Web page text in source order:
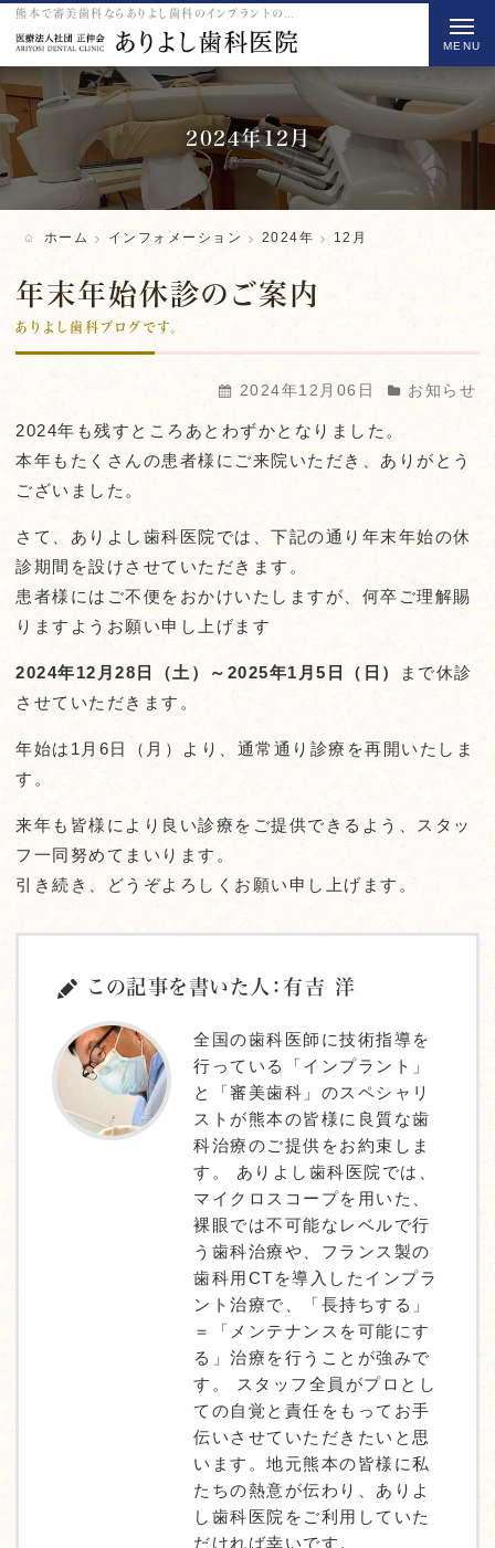
2024年12月
ホーム インフォメーション 2024年 12月
年末年始休診のご案内
ありよし歯科ブログです。
2024年12月06日 お知らせ
2024年も残すところあとわずかとなりました。
本年もたくさんの患者様にご来院いただき、ありがとう
ございました。
さて、ありよし歯科医院では、下記の通り年末年始の休
診期間を設けさせていただきます。
患者様にはご不便をおかけいたしますが、何卒ご理解賜
りますようお願い申し上げます
2024年12月28日（土）～2025年1月5日（日）
まで休診
させていただきます。
年始は1月6日（月）より、通常通り診療を再開いたしま
す。
来年も皆様により良い診療をご提供できるよう、スタッ
フ一同努めてまいります。
引き続き、どうぞよろしくお願い申し上げます。
この記事を書いた人：有吉 洋
全国の歯科医師に技術指導を
行っている「インプラント」
と「審美歯科」のスペシャリ
ストが熊本の皆様に良質な歯
科治療のご提供をお約束しま
す。 ありよし歯科医院では、
マイクロスコープを用いた、
裸眼では不可能なレベルで行
う歯科治療や、フランス製の
歯科用CTを導入したインプラ
ント治療で、「長持ちする」
＝「メンテナンスを可能にす
る」治療を行うことが強みで
す。 スタッフ全員がプロとし
ての自覚と責任をもってお手
伝いさせていただきたいと思
います。地元熊本の皆様に私
たちの熱意が伝わり、ありよ
し歯科医院をご利用していた
だければ幸いです。
t
o
g
l
n